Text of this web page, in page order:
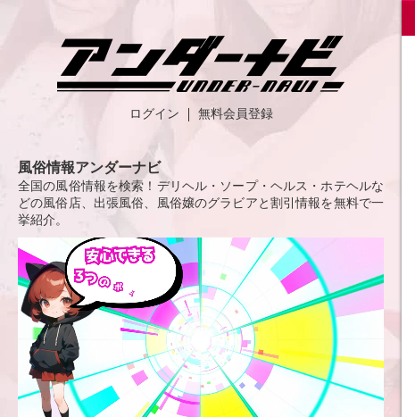
ログイン 無料会員登録
風俗情報アンダーナビ
全国の風俗情報を検索！デリヘル・ソープ・ヘルス・ホテヘルな
どの風俗店、出張風俗、風俗嬢のグラビアと割引情報を無料で一
挙紹介。